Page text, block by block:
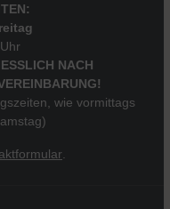
NACH
wie vormittags